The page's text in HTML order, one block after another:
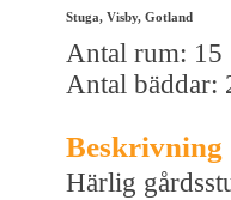
Stuga, Visby, Gotland
Antal rum: 15
Antal bäddar:
Beskrivning
Härlig